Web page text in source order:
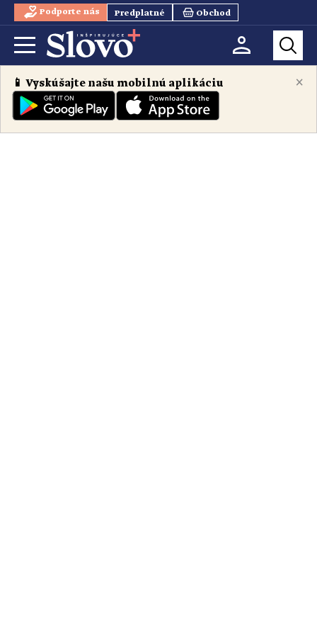
Podporte nás Predplatné Obchod
×
📱 Vyskúšajte našu mobilnú aplikáciu